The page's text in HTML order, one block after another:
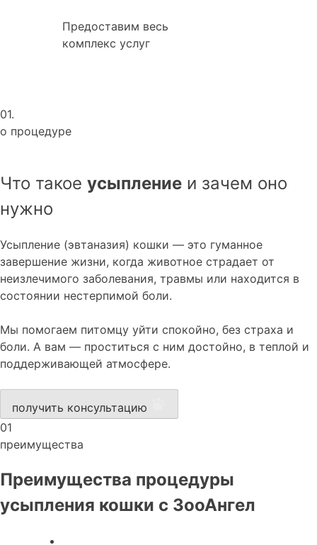
Предоставим весь
комплекс услуг
01.
о процедуре
Что такое усыпление и зачем оно
нужно
Усыпление (эвтаназия) кошки — это гуманное
завершение жизни, когда животное страдает от
неизлечимого заболевания, травмы или находится в
состоянии нестерпимой боли.
Мы помогаем питомцу уйти спокойно, без страха и
боли. А вам — проститься с ним достойно, в теплой и
поддерживающей атмосфере.
получить консультацию
01
преимущества
Преимущества процедуры
усыпления кошки с ЗооАнгел